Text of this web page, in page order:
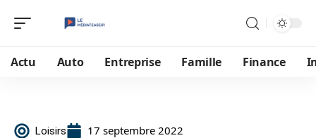
Actu Auto Entreprise Famille Finance
Loisirs 17 septembre 2022